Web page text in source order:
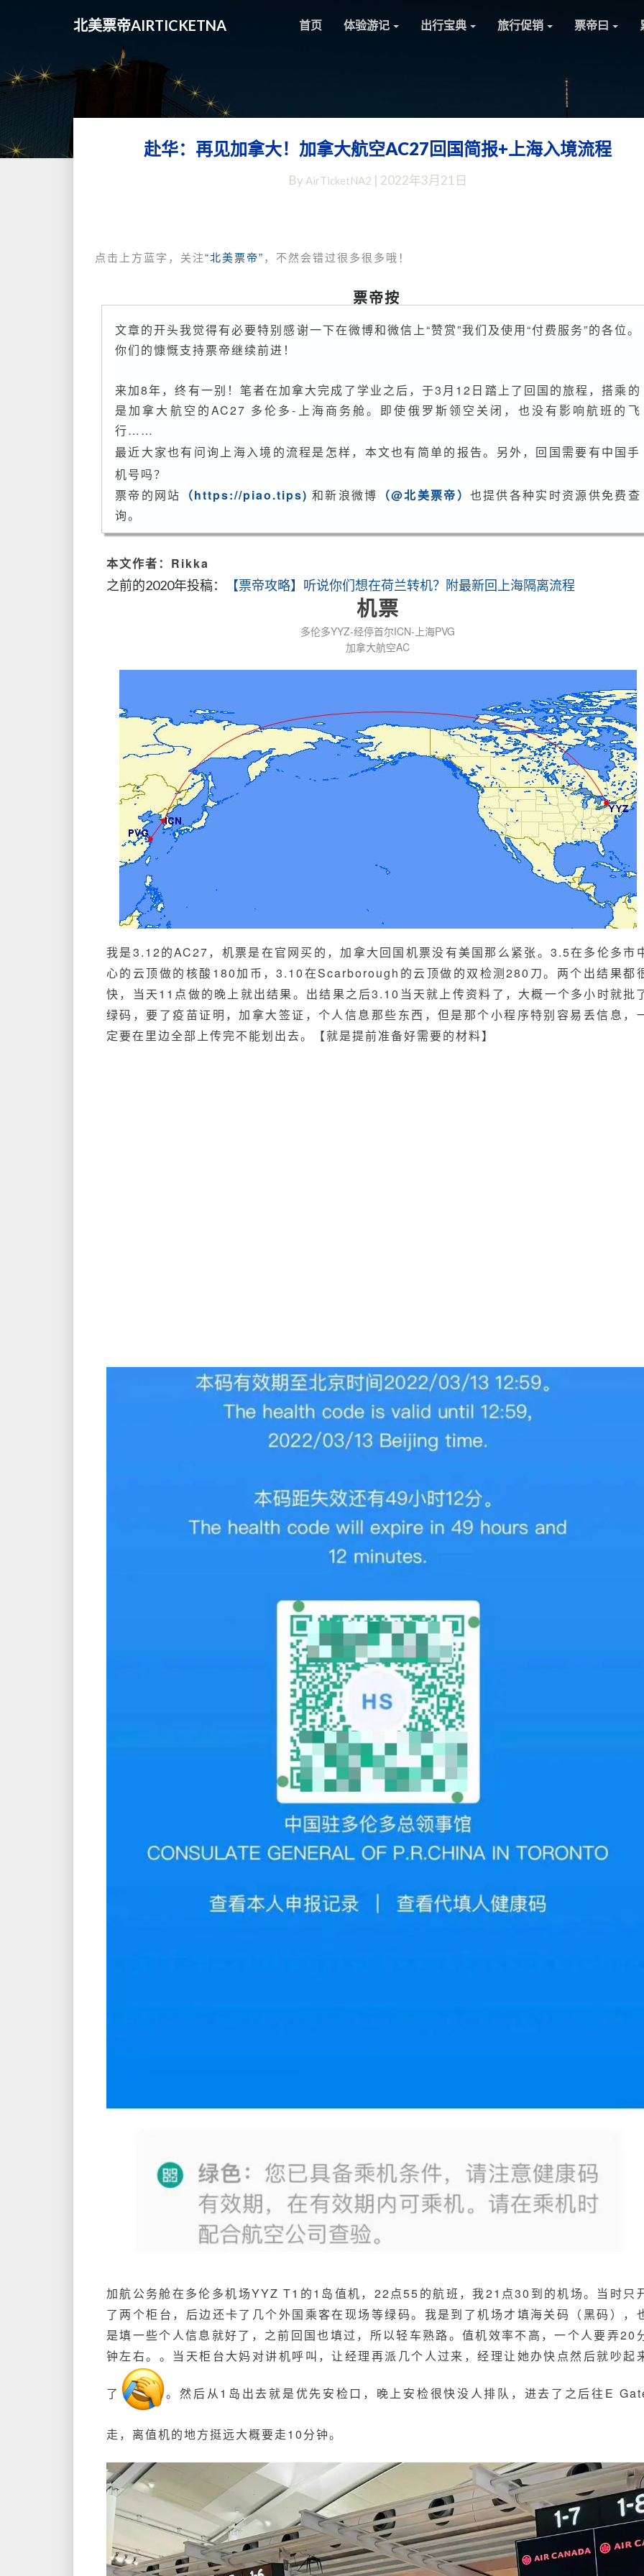
北美票帝AIRTICKETNA 首页 体验游记 出行宝典 旅行促销 票帝曰
赴
再
大！
拿
大
航
回
国
简
+上
入
赴华：再见加拿大！加拿大航空AC27回国简报+上海入境流程
By AirTicketNA2 2022年3月21日
点击上方蓝字，关注“北美票帝”，不然会错过很多很多哦！
票帝按
文章的开头我觉得有必要特别感谢一下在微博和微信上“赞赏”我们及使用“付费服务”的各位。
你们的慷慨支持票帝继续前进！
来加8年，终有一别！笔者在加拿大完成了学业之后，于3月12日踏上了回国的旅程，搭乘的
是加拿大航空的AC27 多伦多-上海商务舱。即使俄罗斯领空关闭，也没有影响航班的飞
行……
最近大家也有问询上海入境的流程是怎样，本文也有简单的报告。另外，回国需要有中国手
机号吗？
票帝的网站
（https://piao.tips) 和新浪微博 （@北美票帝） 也提供各种实时资源供免费查
询。
本文作者：Rikka
之前的2020年投稿： 【票帝攻略】听说你们想在荷兰转机？附最新回上海隔离流程
机票
多伦多YYZ-经停首尔ICN-上海PVG
加拿大航空AC
我是3.12的AC27，机票是在官网买的，加拿大回国机票没有美国那么紧张。3.5在多伦多市
心的云顶做的核酸180加币，3.10在Scarborough的云顶做的双检测280刀。两个出结果都
快，当天11点做的晚上就出结果。出结果之后3.10当天就上传资料了，大概一个多小时就批
绿码，要了疫苗证明，加拿大签证，个人信息那些东西，但是那个小程序特别容易丢信息，
定要在里边全部上传完不能划出去。【就是提前准备好需要的材料】
加航公务舱在多伦多机场YYZ T1的1岛值机，22点55的航班，我21点30到的机场。当时只
了两个柜台，后边还卡了几个外国乘客在现场等绿码。我是到了机场才填海关码（黑码），
是填一些个人信息就好了，之前回国也填过，所以轻车熟路。值机效率不高，一个人要弄20
钟左右。 。当天柜台大妈对讲机呼叫，让经理再派几个人过来，经理让她办快点然后就吵起
了 。然后从1岛出去就是优先安检口，晚上安检很快没人排队，进去了之后往E
走，离值机的地方挺远大概要走10分钟。